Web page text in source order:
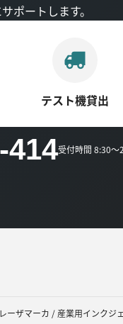
ポートします。
テスト機貸出
414受付時間 8:30～
レーザマーカ / 産業用インクジ